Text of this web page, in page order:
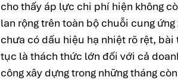
cho thấy áp lực chi phí hiện không
lan rộng trên toàn bộ chuỗi cung
chưa có dấu hiệu hạ nhiệt rõ rệt,
tục là thách thức lớn đối với cả
công xây dựng trong những tháng